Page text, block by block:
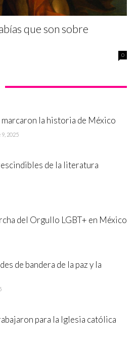
que son sobre
0
la historia de México
9, 2025
de la literatura
del Orgullo LGBT+ en México
de bandera de la paz y la
para la Iglesia católica